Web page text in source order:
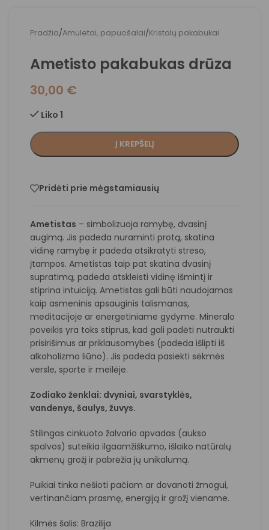
Pradžia/Amuletai, papuošalai/Kristalų pakabukai
Ametisto pakabukas drūza
30,00 €
Liko 1
Į KREPŠELĮ
Pridėti prie mėgstamiausių
Ametistas – simbolizuoja ramybę, dvasinį
augimą. Jis padeda nuraminti protą, skatina
vidinę ramybę ir padeda atsikratyti streso,
įtampos. Ametistas taip pat skatina dvasinį
supratimą, padeda atskleisti vidinę išmintį ir
stiprina intuiciją. Ametistas gali būti naudojamas
kaip asmeninis apsauginis talismanas,
meditacijoje ar energetiniame gydyme. Mineralo
poveikis yra toks stiprus, kad gali padėti nutraukti
prisirišimus ar priklausomybes (padeda išlipti iš
alkoholizmo liūno). Jis padeda pasiekti sėkmės
versle, sporte ir meilėje.
Zodiako ženklai: dvyniai, svarstyklės,
vandenys, šaulys, žuvys.
Stilingas cinkuoto žalvario apvadas (aukso
spalvos) suteikia ilgaamžiškumo, išlaiko natūralų
akmenų grožį ir pabrėžia jų unikalumą.
Puikiai tinka nešioti pačiam ar dovanoti žmogui,
vertinančiam prasmę, energiją ir grožį viename.
Kilmės šalis: Brazilija